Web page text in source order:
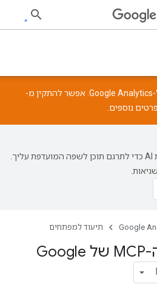
נוספים.
‫Google משתמשת בטכנולוגיית AI כדי לתרגם תוכן לשפה המועדפת עליך.
Google תיעוד למפתחים
התנסות בשרת ה-MCP של Google